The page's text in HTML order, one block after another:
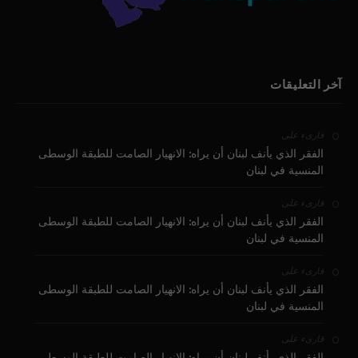
آخر التعليقات
قارىء على
الفقر الذي يأنف لبنان أن يراه: الانهيار الصامت للطبقة الوسطى
المنسية في لبنان
قارىء على
الفقر الذي يأنف لبنان أن يراه: الانهيار الصامت للطبقة الوسطى
المنسية في لبنان
قارىء على
الفقر الذي يأنف لبنان أن يراه: الانهيار الصامت للطبقة الوسطى
المنسية في لبنان
قارىء على